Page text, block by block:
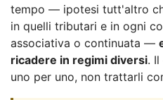
tempo — ipotesi tutt'altro
in quelli tributari e in ogni
associativa o continuata —
ricadere in regimi diversi.
uno per uno, non trattarli